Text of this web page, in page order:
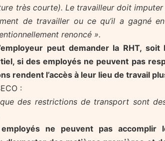
très courte). Le travailleur doit
de travailler ou ce qu’il a gagné
renoncé ».
peut demander la RHT,
si des employés ne peuvent pas
rendent l’accès à leur lieu de travail
:
des restrictions de transport sont
ne peuvent pas accomplir